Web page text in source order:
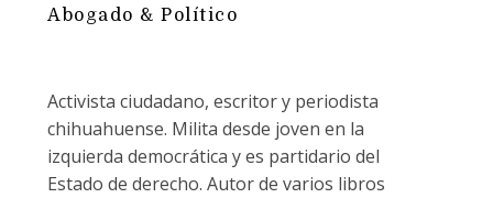
Abogado & Político
Activista ciudadano, escritor y periodista
chihuahuense. Milita desde joven en la
izquierda democrática y es partidario del
Estado de derecho. Autor de varios libros